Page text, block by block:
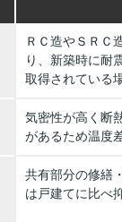
ＲＣ造やＳＲＣ
り、新築時に耐
取得されている
気密性が高く断
があるため温度
共有部分の修繕
は戸建てに比べ